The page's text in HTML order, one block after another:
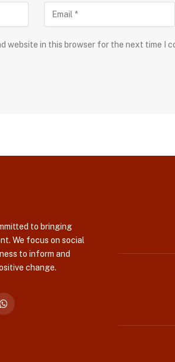
website in this browser for the next time I
to bringing
We focus on social
to inform and
change.
WhatsApp